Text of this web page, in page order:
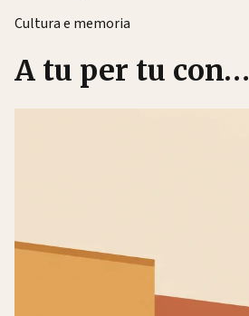
Cultura e memoria
A tu per tu con…